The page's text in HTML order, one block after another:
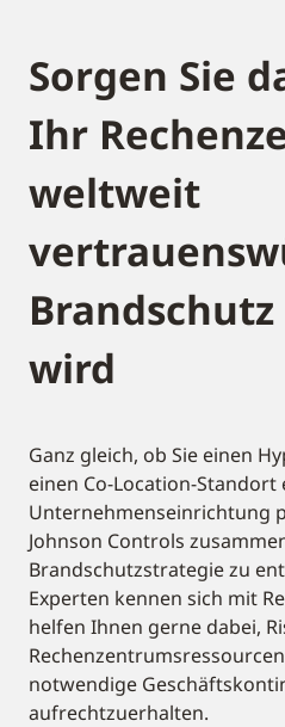
Sorgen Sie
Ihr
weltweit
wird
Ganz gleich, ob Sie einen
einen Co-Location-
Unternehmenseinrichtung
Johnson Controls
Brandschutzstrategie zu
Experten kennen sich mit
helfen Ihnen gerne dabei,
notwendige
aufrechtzuerhalten.